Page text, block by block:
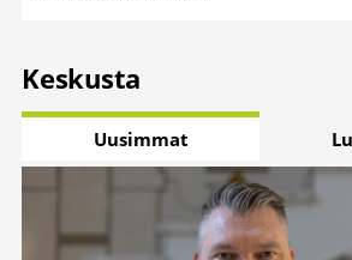
Keskusta
Uusimmat